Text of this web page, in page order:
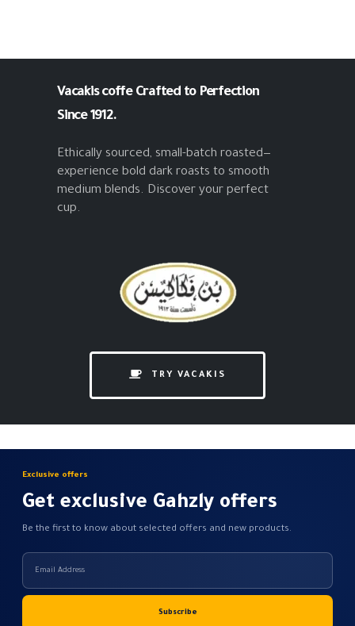
Vacakis coffe Crafted to Perfection
Since 1912.
Ethically sourced, small-batch roasted—
experience bold dark roasts to smooth
medium blends. Discover your perfect
cup.
TRY VACAKIS
Exclusive offers
Get exclusive Gahzly offers
Be the first to know about selected offers and new products.